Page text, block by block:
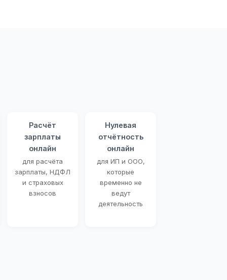
Расчёт
зарплаты
онлайн
для расчёта
зарплаты, НДФЛ
и страховых
взносов
Нулевая
отчётность
онлайн
для ИП и ООО,
которые
временно не
ведут
деятельность